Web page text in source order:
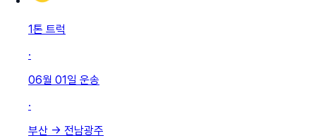
1톤 트럭
·
06월 01일 운송
·
부산 → 전남광주